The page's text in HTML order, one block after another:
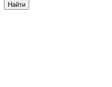
Найти